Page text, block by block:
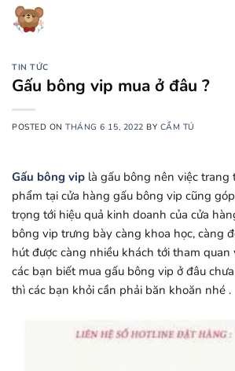
Chuyển
đến
dungTIN TỨC
Gấu bông vip mua ở đâu ?
POSTED ONTHÁNG 6 15, 2022 BY CẨM TÚ
Gấu bông vip là gấu bông nên việc trang
phẩm tại cửa hàng gấu bông vip cũng
trọng tới hiệu quả kinh doanh của cửa
bông vip trưng bày càng khoa học, càng
hút được càng nhiều khách tới tham quan
các bạn biết mua gấu bông vip ở đâu
thì các bạn khỏi cần phải băn khoăn nhé .